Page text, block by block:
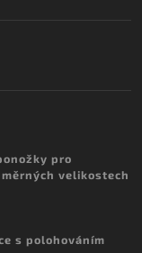
pro
velikostech
s polohováním